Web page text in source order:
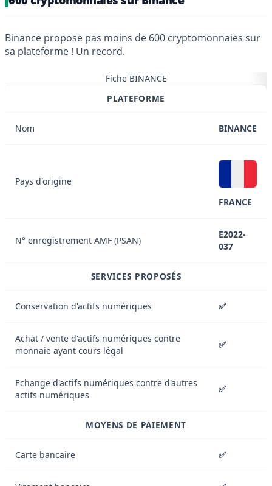
Binance propose pas moins de 600 cryptomonnaies sur
sa plateforme ! Un record.
Fiche BINANCE
PLATEFORME
Nom BINANCE
Pays d'origine
FRANCE
N° enregistrement AMF (PSAN)
E2022-
037
SERVICES PROPOSÉS
Conservation d'actifs numériques ✅
Achat / vente d'actifs numériques contre
monnaie ayant cours légal
✅
Echange d'actifs numériques contre d'autres
actifs numériques
✅
MOYENS DE PAIEMENT
Carte bancaire ✅